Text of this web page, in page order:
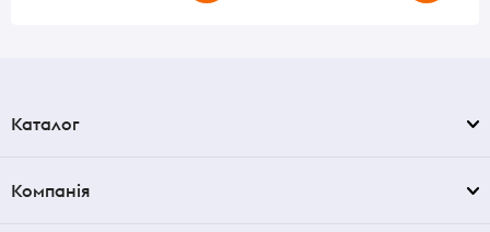
Каталог
Компанія